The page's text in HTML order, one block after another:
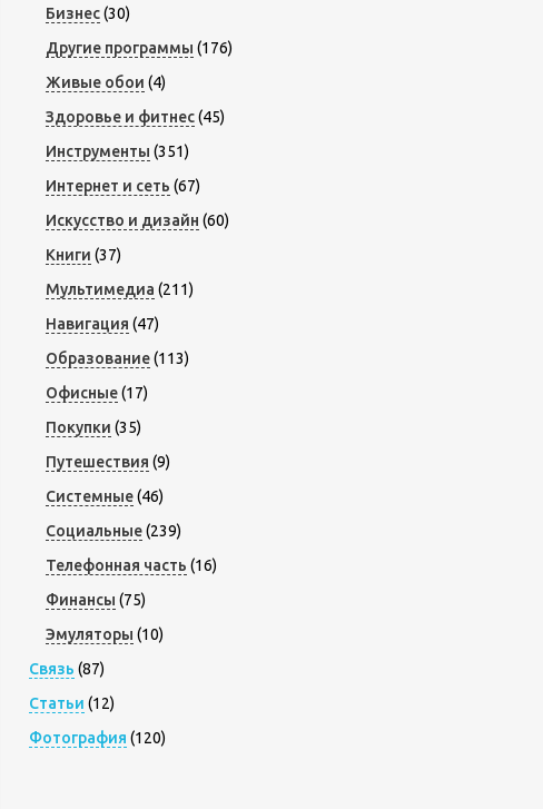
Бизнес(30)
Другие программы (176)
Живые обои (4)
Здоровье и фитнес(45)
Инструменты (351)
Интернет и сеть (67)
Искусство и дизайн (60)
Книги (37)
Мультимедиа (211)
Навигация (47)
Образование(113)
Офисные(17)
Покупки (35)
Путешествия (9)
Системные(46)
Социальные(239)
Телефонная часть (16)
Финансы (75)
Эмуляторы (10)
Связь (87)
Статьи (12)
Фотография (120)